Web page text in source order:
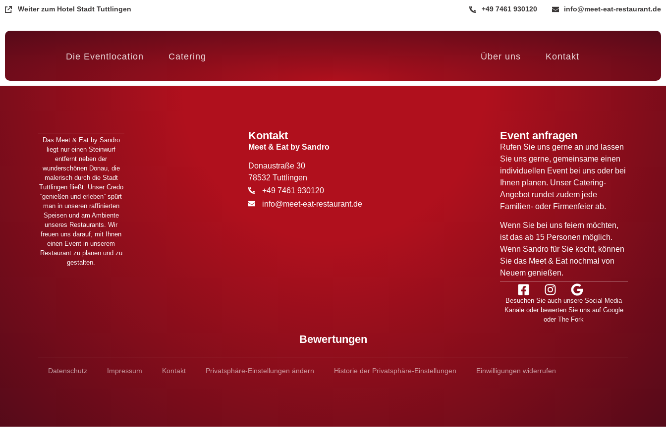
Weiter zum Hotel Stadt Tuttlingen +49 7461 930120 info@meet-eat-restaurant.de
Die Eventlocation Catering Über uns Kontakt
Das Meet & Eatby Sandro
liegt nur einen Steinwurf
entfernt neben der
wunderschönen Donau, die
malerisch durch die Stadt
Tuttlingen fließt. Unser Credo
“genießen und erleben” spürt
man in unseren raffinierten
Speisen und am Ambiente
unseres Restaurants. Wir
freuen uns darauf, mit Ihnen
einen Event in unserem
Restaurant zu planen und zu
gestalten.
Kontakt
Meet & Eat by Sandro
Donaustraße 30
78532 Tuttlingen
+49 7461 930120
info@meet-eat-restaurant.de
Event anfragen
Rufen Sie uns gerne an und lassen
Sie uns gerne, gemeinsame einen
individuellen Event bei uns oder bei
Ihnen planen. Unser Catering-
Angebot rundet zudem jede
Familien- oder Firmenfeier ab.
Wenn Sie bei uns feiern möchten,
ist das ab 15 Personen möglich.
Wenn Sandro für Sie kocht, können
Sie das Meet & Eat nochmal von
Neuem genießen.
Besuchen Sie auch unsere Social Media
Kanäle oder bewerten Sie uns auf Google
oder The Fork
Bewertungen
Datenschutz Impressum Kontakt Privatsphäre-Einstellungen ändern Historie der Privatsphäre-Einstellungen Einwilligungen widerrufen